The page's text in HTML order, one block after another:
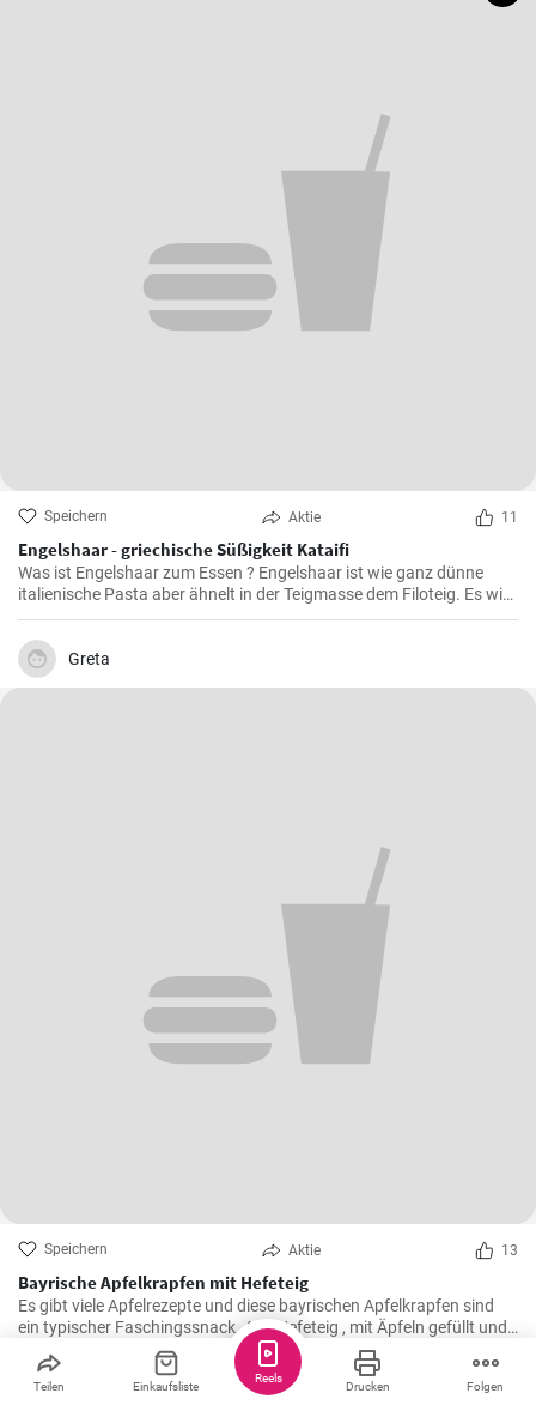
Speichern Aktie 11
Engelshaar - griechische Süßigkeit Kataifi
Was ist Engelshaar zum Essen ? Engelshaar ist wie ganz dünne
italienische Pasta aber ähnelt in der Teigmasse dem Filoteig. Es wird
im balkanischen Raum für Süßspeisen mit Nüssen und Gewürzen
gefüllt benutzt. Schauen Sie selbst wie es geht !
Greta
Speichern Aktie 13
Bayrische Apfelkrapfen mit Hefeteig
Es gibt viele Apfelrezepte und diese bayrischen Apfelkrapfen sind
ein typischer Faschingssnack. Aus Hefeteig , mit Äpfeln gefüllt und
saftig frittiert werden sie nachher in Zimtzucker gewälzt und frisch
genossen.
minipapkaci
Teilen Einkaufsliste Drucken Folgen
Reels